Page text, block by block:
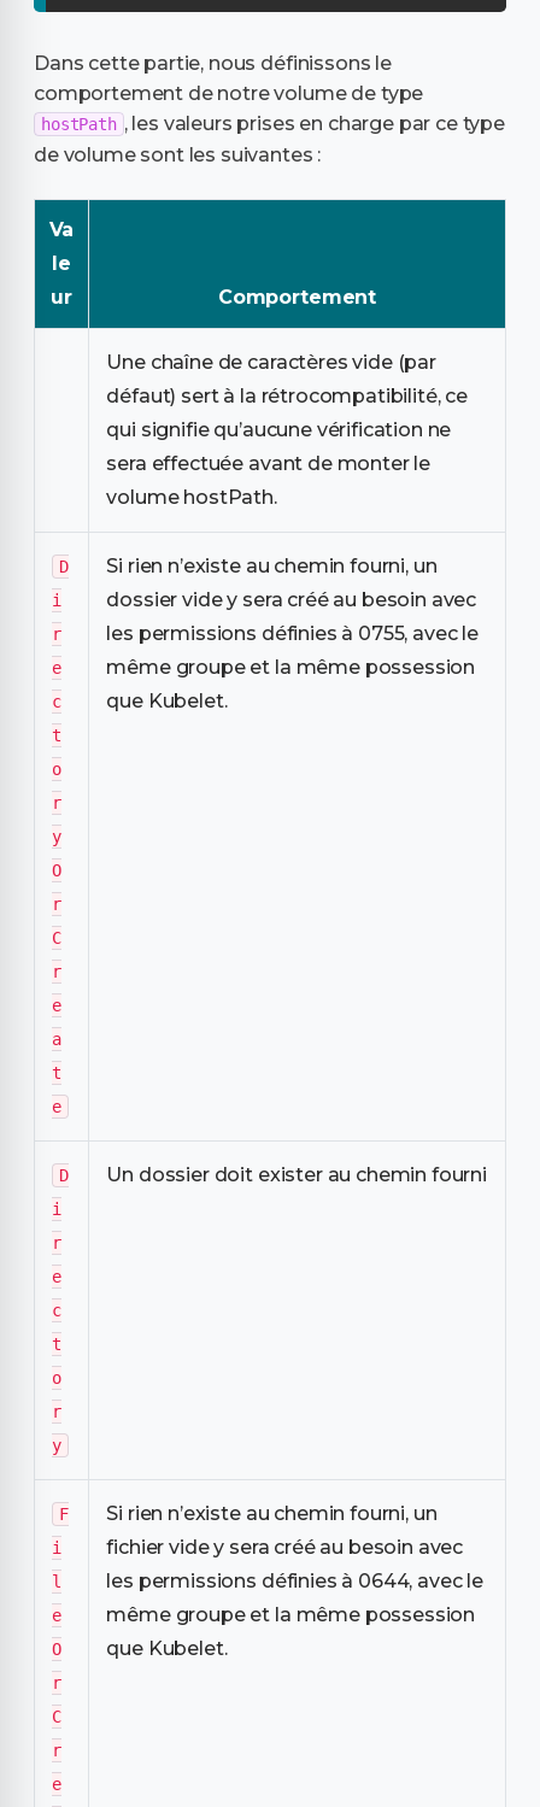
Dans cette partie, nous définissons le
comportement de notre volume de type
hostPath , les valeurs prises en charge par ce type
de volume sont les suivantes :
Va
le
ur
Comportement
Une chaîne de caractères vide (par
défaut) sert à la rétrocompatibilité, ce
qui signifie qu’aucune vérification ne
sera effectuée avant de monter le
volume hostPath.
D
i
r
e
c
t
o
r
y
O
r
C
r
e
a
t
e
Si rien n’existe au chemin fourni, un
dossier vide y sera créé au besoin avec
les permissions définies à 0755, avec le
même groupe et la même possession
que Kubelet.
D
i
r
e
c
t
o
r
y
Un dossier doit exister au chemin fourni
F
i
l
e
O
r
C
r
e
Si rien n’existe au chemin fourni, un
fichier vide y sera créé au besoin avec
les permissions définies à 0644, avec le
même groupe et la même possession
que Kubelet.